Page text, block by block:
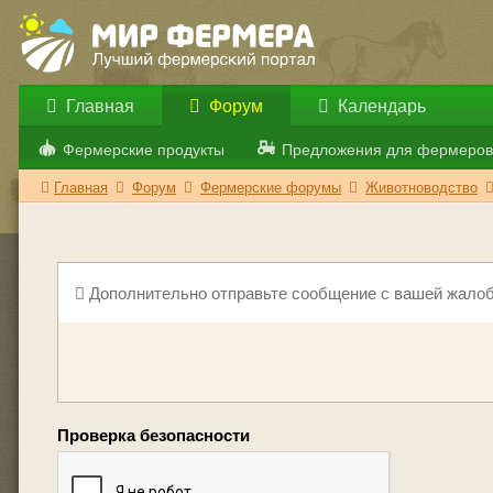
Главная Форум
Фермерские продукты Предложения для фермеров
Календарь
Главная Форум Фермерские форумы Животноводство
Дополнительно отправьте сообщение с вашей
Проверка безопасности